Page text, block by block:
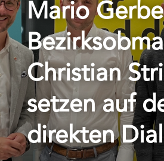
Mario
Christian
setzen auf
direkten